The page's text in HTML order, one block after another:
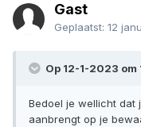
Gast
Geplaatst: 12
Op 12-1-2023 om
Bedoel je wellicht dat
aanbrengt op je